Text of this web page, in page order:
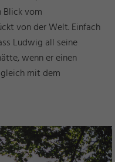
Blick vom
von der Welt. Einfach
Ludwig all seine
wenn er einen
mit dem